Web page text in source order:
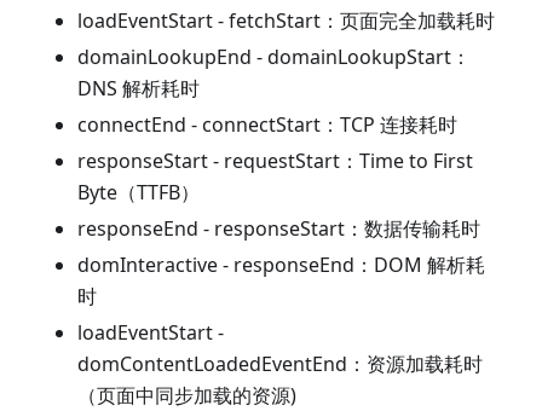
loadEventStart - fetchStart：页面完全加载耗时
domainLookupEnd - domainLookupStart：
DNS 解析耗时
connectEnd - connectStart：TCP 连接耗时
responseStart - requestStart：Time to First
Byte（TTFB）
responseEnd - responseStart：数据传输耗时
domInteractive - responseEnd：DOM 解析耗
时
loadEventStart -
domContentLoadedEventEnd：资源加载耗时
（页面中同步加载的资源)